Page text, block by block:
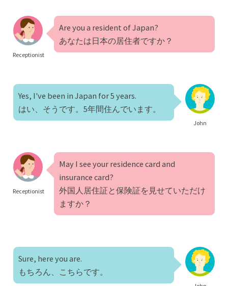
Receptionist
Are you a resident of Japan?
あなたは日本の居住者ですか？
John
Yes, I've been in Japan for 5 years.
はい、そうです。5年間住んでいます。
Receptionist
May I see your residence card and
insurance card?
外国人居住証と保険証を見せていただけ
ますか？
Sure, here you are.
もちろん、こちらです。